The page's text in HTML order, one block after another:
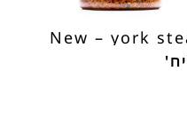
New – york